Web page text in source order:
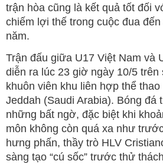
trận hòa cũng là kết quả tốt đối
chiếm lợi thế trong cuộc đua
năm.
Trận đấu giữa U17 Việt Nam và
diễn ra lúc 23 giờ ngày 10/5 trên
khuôn viên khu liên hợp thể thao
Jeddah (Saudi Arabia). Bóng đá
những bất ngờ, đặc biệt khi
môn không còn quá xa như
hưng phấn, thầy trò HLV
sàng tạo “cú sốc” trước thử